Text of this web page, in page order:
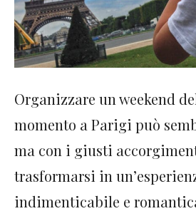
Organizzare un weekend
momento a Parigi può
ma con i giusti
trasformarsi in
indimenticabile e